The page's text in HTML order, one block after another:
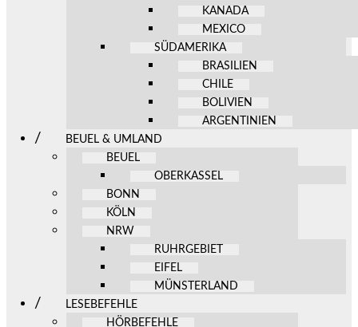
KANADA
MEXICO
SÜDAMERIKA
BRASILIEN
CHILE
BOLIVIEN
ARGENTINIEN
BEUEL & UMLAND
BEUEL
OBERKASSEL
BONN
KÖLN
NRW
RUHRGEBIET
EIFEL
MÜNSTERLAND
LESEBEFEHLE
HÖRBEFEHLE